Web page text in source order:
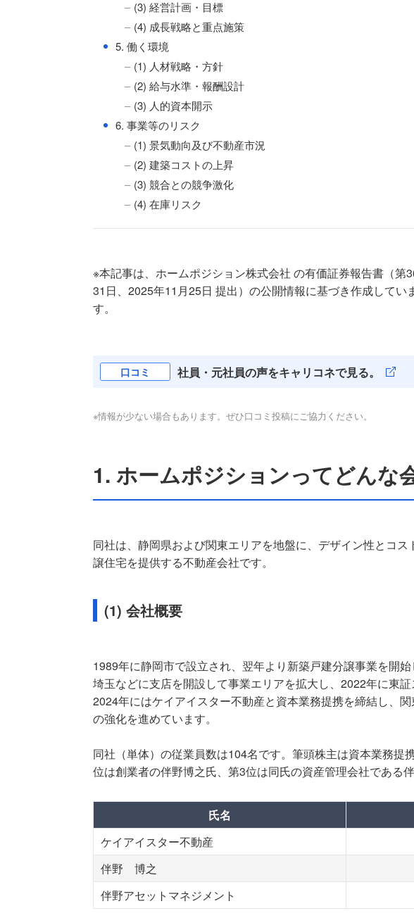
(3) 経営計画・目標
(4) 成長戦略と重点施策
● 5. 働く環境
(1) 人材戦略・方針
(2) 給与水準・報酬設計
(3) 人的資本開示
● 6. 事業等のリスク
(1) 景気動向及び不動産市況
(2) 建築コストの上昇
(3) 競合との競争激化
(4) 在庫リスク
※本記事は、ホームポジション株式会社 の有価証券報告書（第
31日、2025年11月25日 提出）の公開情報に基づき作成してい
す。
口コミ 社員・元社員の声をキャリコネで見る。
※情報が少ない場合もあります。ぜひ口コミ投稿にご協力ください。
1. ホームポジションってどんな
同社は、静岡県および関東エリアを地盤に、デザイン性とコ
譲住宅を提供する不動産会社です。
(1) 会社概要
1989年に静岡市で設立され、翌年より新築戸建分譲事業を開始
埼玉などに支店を開設して事業エリアを拡大し、2022年に東証
2024年にはケイアイスター不動産と資本業務提携を締結し、
の強化を進めています。
同社（単体）の従業員数は104名です。筆頭株主は資本業務提
位は創業者の伴野博之氏、第3位は同氏の資産管理会社である
氏名
ケイアイスター不動産
伴野 博之
伴野アセットマネジメント